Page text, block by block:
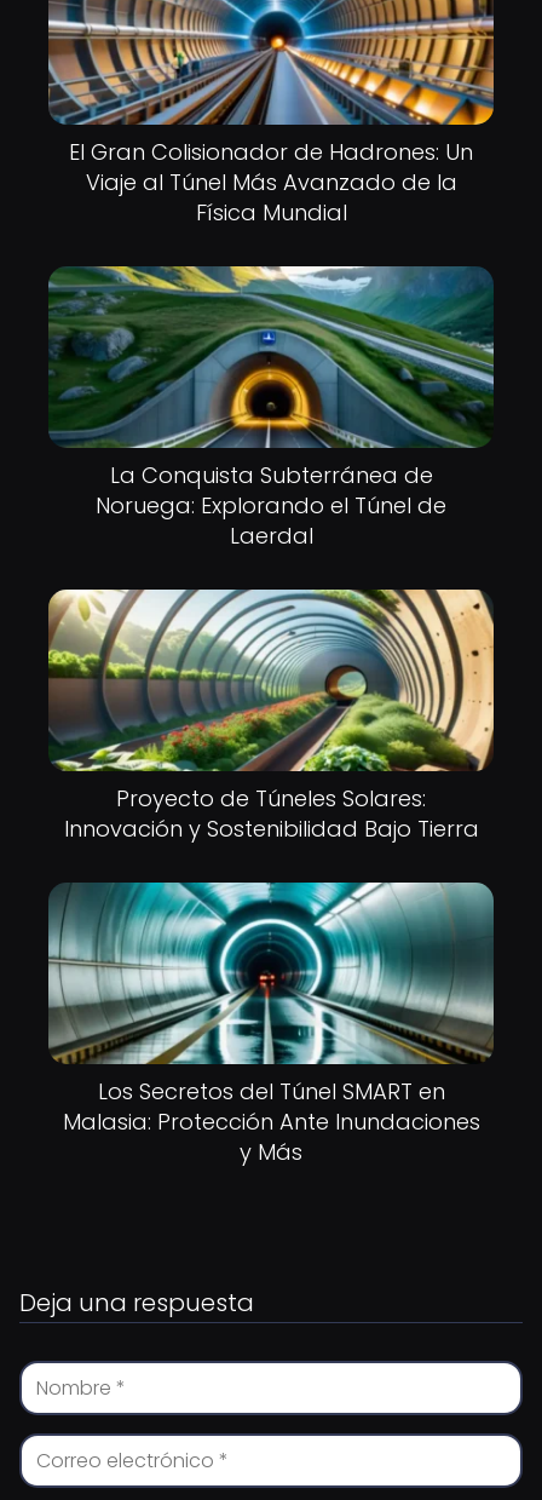
El Gran Colisionador de Hadrones: Un
Viaje al Túnel Más Avanzado de la
Física Mundial
La Conquista Subterránea de
Noruega: Explorando el Túnel de
Laerdal
Proyecto de Túneles Solares:
Innovación y Sostenibilidad Bajo Tierra
Los Secretos del Túnel SMART en
Malasia: Protección Ante Inundaciones
y Más
Deja una respuesta